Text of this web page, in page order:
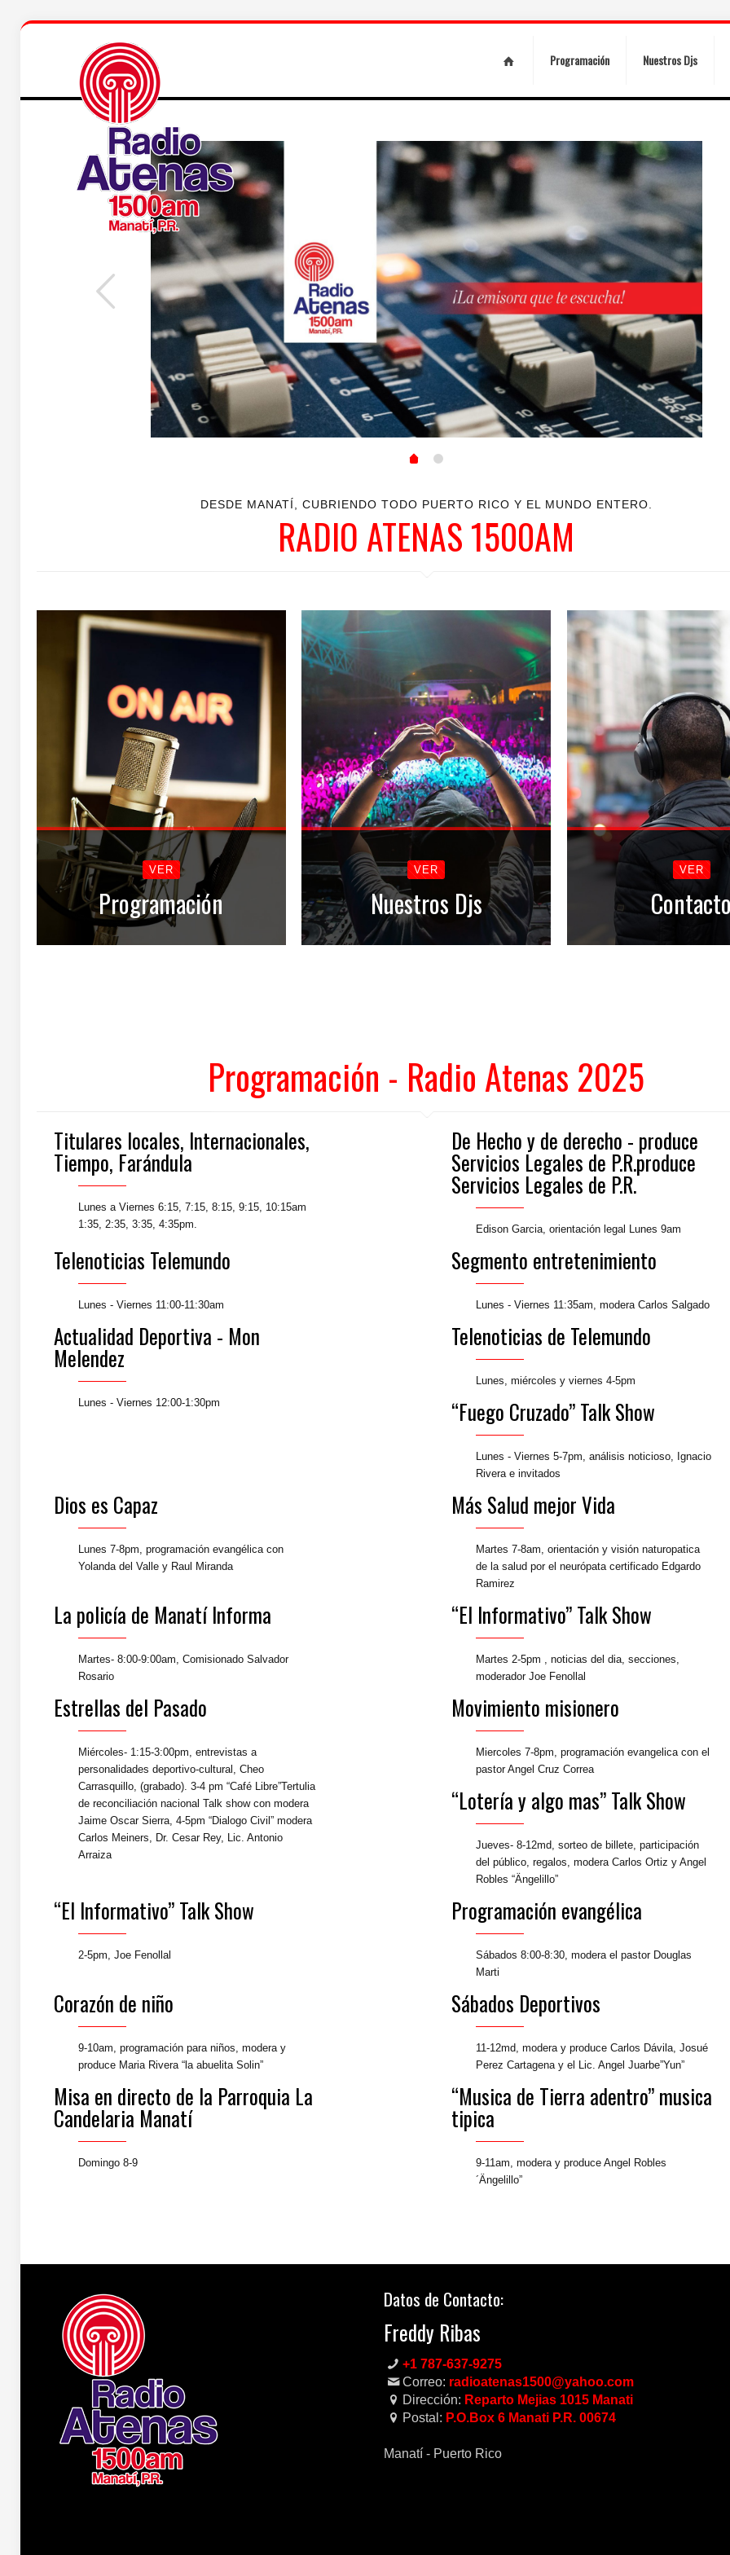
Programación Nuestros Djs
DESDE MANATÍ, CUBRIENDO TODO PUERTO RICO Y EL MUNDO ENTERO.
RADIO ATENAS 1500AM
VER
Programación
VER
Nuestros Djs
VER
Programación - Radio Atenas 2025
Titulares locales, Internacionales,
Tiempo, Farándula
Lunes a Viernes 6:15, 7:15, 8:15, 9:15, 10:15am
1:35, 2:35, 3:35, 4:35pm.
De Hecho y de derecho - produce
Servicios Legales de P.R.produce
Servicios Legales de P.R.
Edison Garcia, orientación legal Lunes 9am
Telenoticias Telemundo
Lunes - Viernes 11:00-11:30am
Segmento entretenimiento
Lunes - Viernes 11:35am, modera Carlos Salgado
Actualidad Deportiva - Mon
Melendez
Lunes - Viernes 12:00-1:30pm
Telenoticias de Telemundo
Lunes, miércoles y viernes 4-5pm
“Fuego Cruzado” Talk Show
Lunes - Viernes 5-7pm, análisis noticioso, Ignacio
Rivera e invitados
Dios es Capaz
Lunes 7-8pm, programación evangélica con
Yolanda del Valle y Raul Miranda
Más Salud mejor Vida
Martes 7-8am, orientación y visión naturopatica
de la salud por el neurópata certificado Edgardo
Ramirez
La policía de Manatí Informa
Martes- 8:00-9:00am, Comisionado Salvador
Rosario
“El Informativo” Talk Show
Martes 2-5pm , noticias del dia, secciones,
moderador Joe Fenollal
Estrellas del Pasado
Miércoles- 1:15-3:00pm, entrevistas a
personalidades deportivo-cultural, Cheo
Carrasquillo, (grabado). 3-4 pm “Café Libre”Tertulia
de reconciliación nacional Talk show con modera
Jaime Oscar Sierra, 4-5pm “Dialogo Civil” modera
Carlos Meiners, Dr. Cesar Rey, Lic. Antonio
Arraiza
Movimiento misionero
Miercoles 7-8pm, programación evangelica con el
pastor Angel Cruz Correa
“Lotería y algo mas” Talk Show
Jueves- 8-12md, sorteo de billete, participación
del público, regalos, modera Carlos Ortiz y Angel
Robles “Ängelillo”
“El Informativo” Talk Show
2-5pm, Joe Fenollal
Programación evangélica
Sábados 8:00-8:30, modera el pastor Douglas
Marti
Corazón de niño
9-10am, programación para niños, modera y
produce Maria Rivera “la abuelita Solin”
Sábados Deportivos
11-12md, modera y produce Carlos Dávila, Josué
Perez Cartagena y el Lic. Angel Juarbe”Yun”
Misa en directo de la Parroquia La
Candelaria Manatí
Domingo 8-9
“Musica de Tierra adentro” musica
tipica
9-11am, modera y produce Angel Robles
´Ängelillo”
Datos de Contacto:
Freddy Ribas
+1 787-637-9275
Correo: radioatenas1500@yahoo.com
Dirección: Reparto Mejias 1015 Manati
Postal: P.O.Box 6 Manati P.R. 00674
Manatí - Puerto Rico